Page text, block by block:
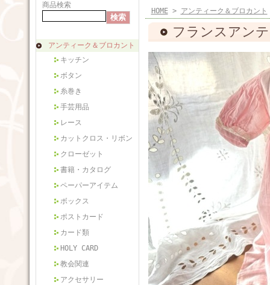
商品検索
アンティーク＆ブロカント
キッチン
ボタン
糸巻き
手芸用品
レース
カットクロス・リボン
クローゼット
書籍・カタログ
ペーパーアイテム
ボックス
ポストカード
カード類
HOLY CARD
教会関連
アクセサリー
HOME> アンティーク＆ブロカント
フランスアン